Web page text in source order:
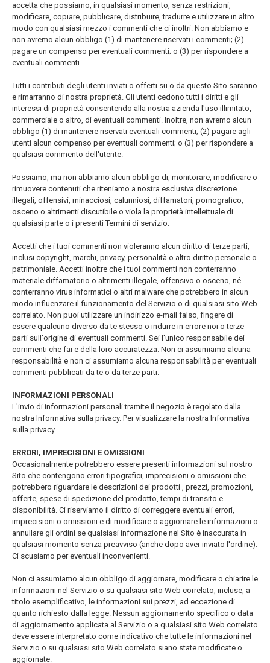
accetta che possiamo, in qualsiasi momento, senza restrizioni,
modificare, copiare, pubblicare, distribuire, tradurre e utilizzare in altro
modo con qualsiasi mezzo i commenti che ci inoltri. Non abbiamo e
non avremo alcun obbligo (1) di mantenere riservati i commenti; (2)
pagare un compenso per eventuali commenti; o (3) per rispondere a
eventuali commenti.
Tutti i contributi degli utenti inviati o offerti su o da questo Sito saranno
e rimarranno di nostra proprietà. Gli utenti cedono tutti i diritti e gli
interessi di proprietà consentendo alla nostra azienda l'uso illimitato,
commerciale o altro, di eventuali commenti. Inoltre, non avremo alcun
obbligo (1) di mantenere riservati eventuali commenti; (2) pagare agli
utenti alcun compenso per eventuali commenti; o (3) per rispondere a
qualsiasi commento dell'utente.
Possiamo, ma non abbiamo alcun obbligo di, monitorare, modificare o
rimuovere contenuti che riteniamo a nostra esclusiva discrezione
illegali, offensivi, minacciosi, calunniosi, diffamatori, pornografico,
osceno o altrimenti discutibile o viola la proprietà intellettuale di
qualsiasi parte o i presenti Termini di servizio.
Accetti che i tuoi commenti non violeranno alcun diritto di terze parti,
inclusi copyright, marchi, privacy, personalità o altro diritto personale o
patrimoniale. Accetti inoltre che i tuoi commenti non conterranno
materiale diffamatorio o altrimenti illegale, offensivo o osceno, né
conterranno virus informatici o altri malware che potrebbero in alcun
modo influenzare il funzionamento del Servizio o di qualsiasi sito Web
correlato. Non puoi utilizzare un indirizzo e-mail falso, fingere di
essere qualcuno diverso da te stesso o indurre in errore noi o terze
parti sull'origine di eventuali commenti. Sei l'unico responsabile dei
commenti che fai e della loro accuratezza. Non ci assumiamo alcuna
responsabilità e non ci assumiamo alcuna responsabilità per eventuali
commenti pubblicati da te o da terze parti.
INFORMAZIONI PERSONALI
L'invio di informazioni personali tramite il negozio è regolato dalla
nostra Informativa sulla privacy. Per visualizzare la nostra Informativa
sulla privacy.
ERRORI, IMPRECISIONI E OMISSIONI
Occasionalmente potrebbero essere presenti informazioni sul nostro
Sito che contengono errori tipografici, imprecisioni o omissioni che
potrebbero riguardare le descrizioni dei prodotti , prezzi, promozioni,
offerte, spese di spedizione del prodotto, tempi di transito e
disponibilità. Ci riserviamo il diritto di correggere eventuali errori,
imprecisioni o omissioni e di modificare o aggiornare le informazioni o
annullare gli ordini se qualsiasi informazione nel Sito è inaccurata in
qualsiasi momento senza preavviso (anche dopo aver inviato l'ordine).
Ci scusiamo per eventuali inconvenienti.
Non ci assumiamo alcun obbligo di aggiornare, modificare o chiarire le
informazioni nel Servizio o su qualsiasi sito Web correlato, incluse, a
titolo esemplificativo, le informazioni sui prezzi, ad eccezione di
quanto richiesto dalla legge. Nessun aggiornamento specifico o data
di aggiornamento applicata al Servizio o a qualsiasi sito Web correlato
deve essere interpretato come indicativo che tutte le informazioni nel
Servizio o su qualsiasi sito Web correlato siano state modificate o
aggiornate.